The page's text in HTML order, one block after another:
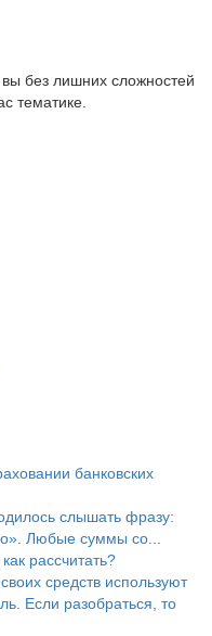
без лишних сложностей
тематике.
банковских
слышать фразу:
Любые суммы со...
рассчитать?
средств используют
Если разобраться, то